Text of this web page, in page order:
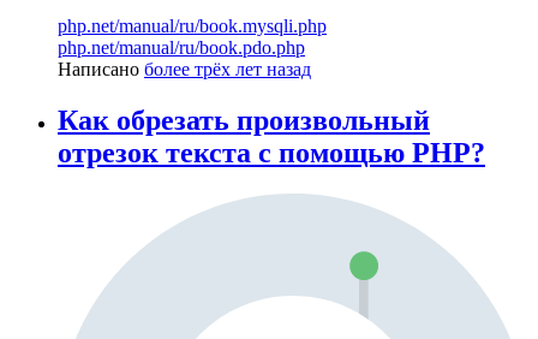
php.net/manual/ru/book.mysqli.php
php.net/manual/ru/book.pdo.php
Написано более трёх лет назад
Как обрезать произвольный
отрезок текста с помощью PHP?